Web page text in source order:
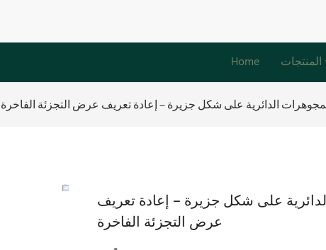
Home المنتجات
الدائرية على شكل جزيرة – إعادة تعريف عرض التجزئة الفاخرة
على شكل جزيرة – إعادة تعريف
عرض التجزئة الفاخرة